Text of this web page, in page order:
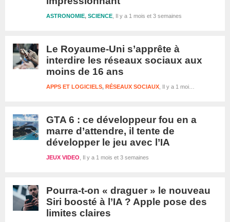
Il y a 1 mois et 3 semaines
ASTRONOMIE, SCIENCE
Le Royaume-Uni s’apprête à
interdire les réseaux sociaux aux
moins de 16 ans
Il y a 1 mois et 3 semaines
APPS ET LOGICIELS, RÉSEAUX SOCIAUX
GTA 6 : ce développeur fou en a
marre d’attendre, il tente de
développer le jeu avec l’IA
Il y a 1 mois et 3 semaines
JEUX VIDEO
Pourra-t-on « draguer » le nouveau
Siri boosté à l’IA ? Apple pose des
limites claires